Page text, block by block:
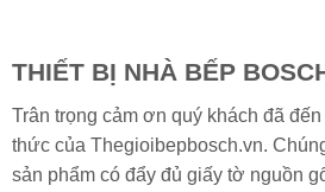
THIẾT BỊ NHÀ BẾP
Trân trọng cảm ơn quý khách đã
thức của Thegioibepbosch.vn.
sản phẩm có đẩy đủ giấy tờ nguồn